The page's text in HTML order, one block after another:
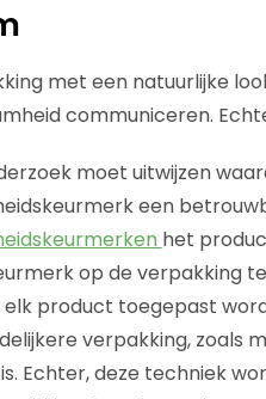
met een natuurlijke
communiceren.
moet uitwijzen
een
het
op de verpakking
product toegepast
verpakking, zoals
Echter, deze techniek